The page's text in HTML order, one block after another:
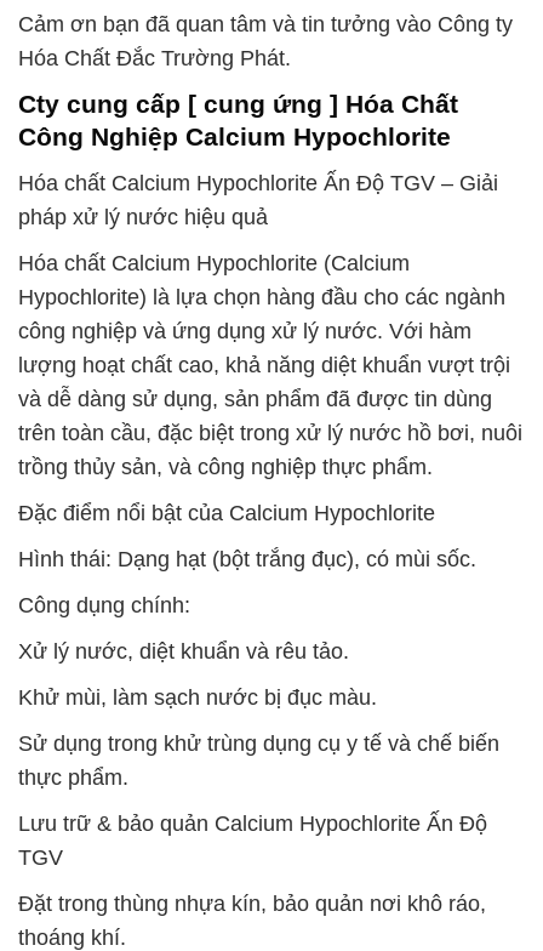
Cảm ơn bạn đã quan tâm và tin tưởng vào Công ty
Hóa Chất Đắc Trường Phát.
Cty cung cấp [ cung ứng ] Hóa Chất
Công Nghiệp Calcium Hypochlorite
Hóa chất Calcium Hypochlorite Ấn Độ TGV – Giải
pháp xử lý nước hiệu quả
Hóa chất Calcium Hypochlorite (Calcium
Hypochlorite) là lựa chọn hàng đầu cho các ngành
công nghiệp và ứng dụng xử lý nước. Với hàm
lượng hoạt chất cao, khả năng diệt khuẩn vượt trội
và dễ dàng sử dụng, sản phẩm đã được tin dùng
trên toàn cầu, đặc biệt trong xử lý nước hồ bơi, nuôi
trồng thủy sản, và công nghiệp thực phẩm.
Đặc điểm nổi bật của Calcium Hypochlorite
Hình thái: Dạng hạt (bột trắng đục), có mùi sốc.
Công dụng chính:
Xử lý nước, diệt khuẩn và rêu tảo.
Khử mùi, làm sạch nước bị đục màu.
Sử dụng trong khử trùng dụng cụ y tế và chế biến
thực phẩm.
Lưu trữ & bảo quản Calcium Hypochlorite Ấn Độ
TGV
Đặt trong thùng nhựa kín, bảo quản nơi khô ráo,
thoáng khí.